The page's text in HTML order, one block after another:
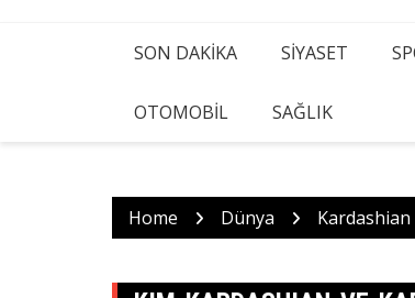
SON DAKIKA SIYASET
OTOMOBIL SAĞLIK
Home Dünya